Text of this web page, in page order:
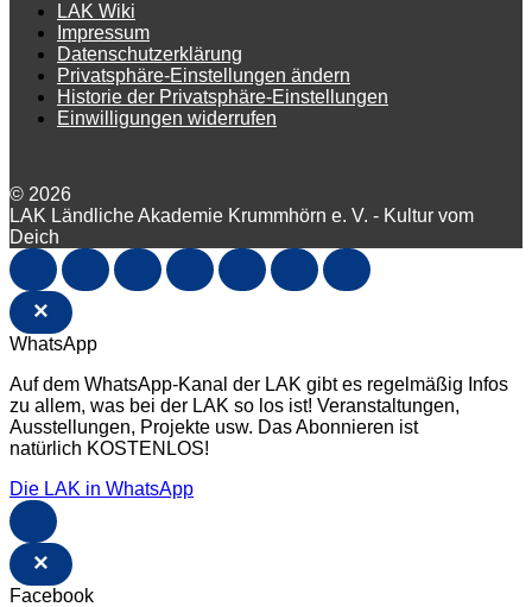
LAK Wiki
Impressum
Datenschutzerklärung
Privatsphäre-Einstellungen ändern
Historie der Privatsphäre-Einstellungen
Einwilligungen widerrufen
© 2026
LAK Ländliche Akademie Krummhörn e. V. - Kultur vom
Deich
×
WhatsApp
Auf dem WhatsApp-Kanal der LAK gibt es regelmäßig Infos
zu allem, was bei der LAK so los ist! Veranstaltungen,
Ausstellungen, Projekte usw. Das Abonnieren ist
natürlich KOSTENLOS!
Die LAK in WhatsApp
×
Facebook